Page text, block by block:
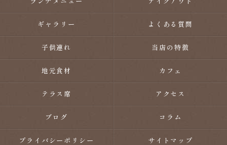
ギャラリー よくある質問
子供連れ 当店の特徴
地元食材 カフェ
テラス席 アクセス
ブログ コラム
プライバシーポリシー サイトマップ